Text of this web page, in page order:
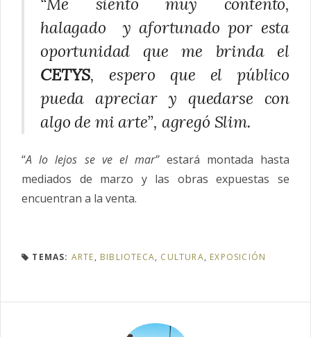
halagado y afortunado por esta
oportunidad que me brinda el
CETYS, espero que el público
pueda apreciar y quedarse con
algo de mi arte”, agregó Slim.
“A lo lejos se ve el mar” estará montada hasta
mediados de marzo y las obras expuestas se
encuentran a la venta.
TEMAS: ARTE, BIBLIOTECA, CULTURA, EXPOSICIÓN